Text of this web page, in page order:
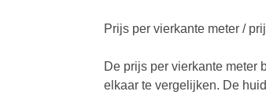
Prijs per vierkante meter /
De prijs per vierkante meter
elkaar te vergelijken. De